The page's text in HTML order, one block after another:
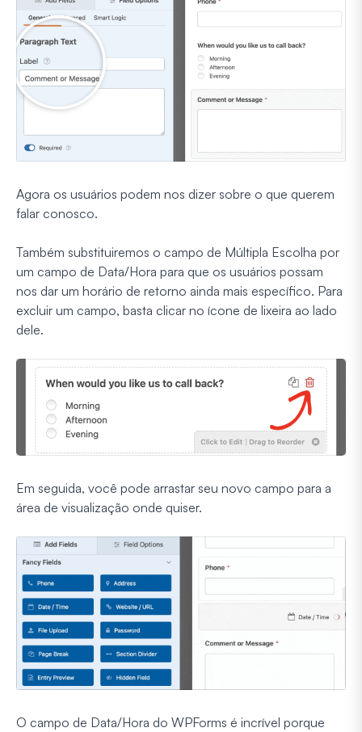
Agora os usuários podem nos dizer sobre o que querem
falar conosco.
Também substituiremos o campo de Múltipla Escolha por
um campo de Data/Hora para que os usuários possam
nos dar um horário de retorno ainda mais específico. Para
excluir um campo, basta clicar no ícone de lixeira ao lado
dele.
Em seguida, você pode arrastar seu novo campo para a
área de visualização onde quiser.
O campo de Data/Hora do WPForms é incrível porque